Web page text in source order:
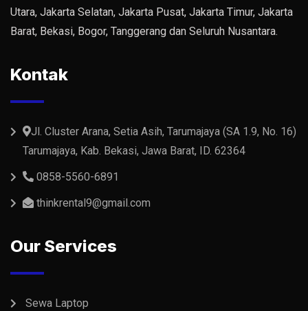
Utara, Jakarta Selatan, Jakarta Pusat, Jakarta Timur, Jakarta
Barat, Bekasi, Bogor, Tanggerang dan Seluruh Nusantara.
Kontak
Jl. Cluster Arana, Setia Asih, Tarumajaya (SA 1.9, No. 16)
Tarumajaya, Kab. Bekasi, Jawa Barat, ID. 62364
0858-5560-6891
thinkrental9@gmail.com
Our Services
Sewa Laptop